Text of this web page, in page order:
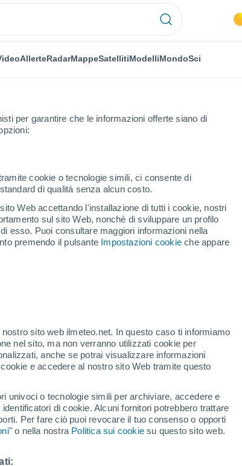
per garantire che le informazioni offerte siano di
cookie o tecnologie simili, ci consente di
di qualità senza alcun costo.
Web accettando l'installazione di tutti i cookie, nostri
sul sito Web, nonché di sviluppare un profilo
esso. Puoi consultare maggiori informazioni nella
premendo il pulsante Impostazioni cookie che appare
sito web ilmeteo.net. In questo caso ti informiamo
nel sito, ma non verranno utilizzati cookie per
anche se potrai visualizzare informazioni
e accedere al nostro sito Web tramite questo
univoci o tecnologie simili per archiviare, accedere e
di cookie. Alcuni fornitori potrebbero trattare
Per fare ciò puoi revocare il tuo consenso o opporti
" o nella nostra Politica sui cookie su questo sito web.
AllerteRadarMappeSatellitiModelliMondoSci
Indonesia! La colonna di cenere ha raggiunto un altezza di